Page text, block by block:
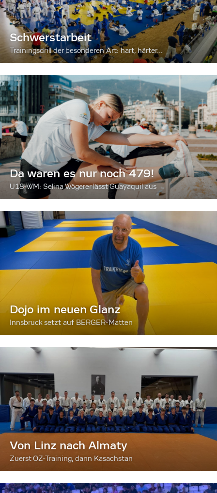
Schwerstarbeit
Trainingsdrill der besonderen Art: hart, härter...
Da waren es nur noch 479!
U18-WM: Selina Wögerer lässt Guayaquil aus
Dojo im neuen Glanz
Innsbruck setzt auf BERGER-Matten
Von Linz nach Almaty
Zuerst OZ-Training, dann Kasachstan